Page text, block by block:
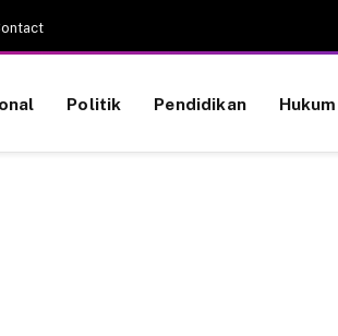
Politik Pendidikan Hukum